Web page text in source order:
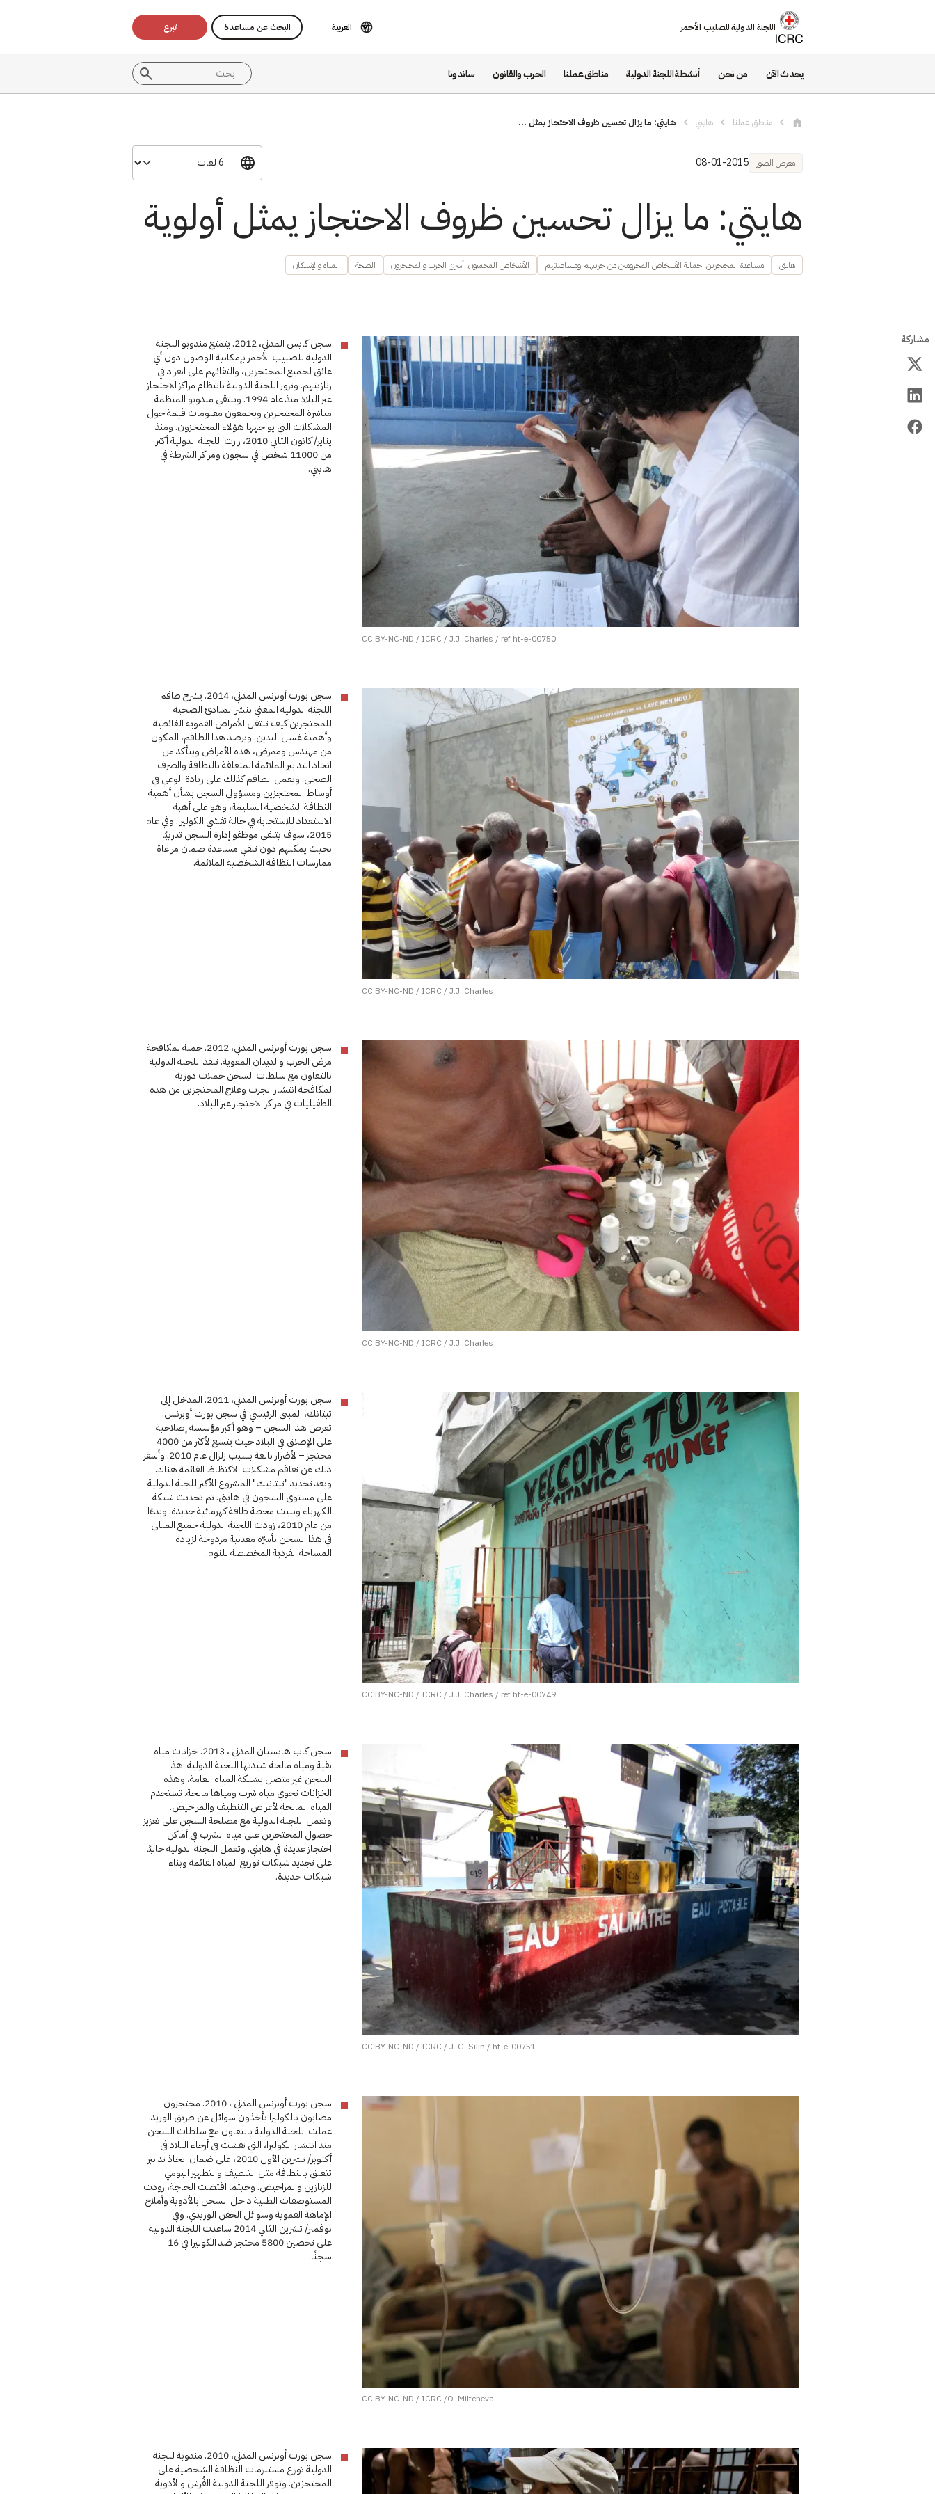
اللجنة الدولية للصليب الأحمر العربية البحث عن مساعدة تبرع
يحدث الآن من نحن أنشطة اللجنة الدولية مناطق عملنا الحرب والقانون ساندونا
مناطق عملنا هايتي هايتي: ما يزال تحسين ظروف الاحتجاز يمثل ...
معرض الصور 08-01-2015
هايتي: ما يزال تحسين ظروف الاحتجاز يمثل أولوية
هايتي مساعدة المحتجزين: حماية الأشخاص المحرومين من حريتهم ومساعدتهم الأشخاص المحميون: أسرى الحرب والمحتجزون الصحة المياه والإسكان
مشاركة
CC BY-NC-ND / ICRC / J.J. Charles / ref ht-e-00750
سجن كايس المدني، 2012. يتمتع مندوبو اللجنة
الدولية للصليب الأحمر بإمكانية الوصول دون أي
عائق لجميع المحتجزين، والتقائهم على انفراد في
زنازينهم. وتزور اللجنة الدولية بانتظام مراكز الاحتجاز
عبر البلاد منذ عام 1994. ويلتقي مندوبو المنظمة
مباشرة المحتجزين ويجمعون معلومات قيمة حول
المشكلات التي يواجهها هؤلاء المحتجزون. ومنذ
يناير/ كانون الثاني 2010، زارت اللجنة الدولية أكثر
من 11000 شخص في سجون ومراكز الشرطة في
هايتي.
CC BY-NC-ND / ICRC / J.J. Charles
سجن بورت أوبرنس المدني، 2014. يشرح طاقم
اللجنة الدولية المعني بنشر المبادئ الصحية
للمحتجزين كيف تنتقل الأمراض الفموية الغائطية
وأهمية غسل اليدين. ويرصد هذا الطاقم، المكون
من مهندس وممرض، هذه الأمراض ويتأكد من
اتخاذ التدابير الملائمة المتعلقة بالنظافة والصرف
الصحي. ويعمل الطاقم كذلك على زيادة الوعي في
أوساط المحتجزين ومسؤولي السجن بشأن أهمية
النظافة الشخصية السليمة، وهو على أهبة
الاستعداد للاستجابة في حالة تفشي الكوليرا. وفي عام
2015، سوف يتلقى موظفو إدارة السجن تدريبًا
بحيث يمكنهم دون تلقي مساعدة ضمان مراعاة
ممارسات النظافة الشخصية الملائمة.
CC BY-NC-ND / ICRC / J.J. Charles
سجن بورت أوبرنس المدني، 2012. حملة لمكافحة
مرض الجرب والديدان المعوية. تنفذ اللجنة الدولية
بالتعاون مع سلطات السجن حملات دورية
لمكافحة انتشار الجرب وعلاج المحتجزين من هذه
الطفيليات في مراكز الاحتجاز عبر البلاد.
CC BY-NC-ND / ICRC / J.J. Charles / ref ht-e-00749
سجن بورت أوبرنس المدني، 2011. المدخل إلى
تيتانك، المبنى الرئيسي في سجن بورت أوبرنس.
تعرض هذا السجن – وهو أكبر مؤسسة إصلاحية
على الإطلاق في البلاد حيث يتسع لأكثر من 4000
محتجز – لأضرار بالغة بسبب زلزال عام 2010. وأسفر
ذلك عن تفاقم مشكلات الاكتظاظ القائمة هناك.
ويعد تجديد "تيتانيك" المشروع الأكبر للجنة الدولية
على مستوى السجون في هايتي. تم تحديث شبكة
الكهرباء وبنيت محطة طاقة كهرمائية جديدة. وبدءًا
من عام 2010، زودت اللجنة الدولية جميع المباني
في هذا السجن بأسرّة معدنية مزدوجة لزيادة
المساحة الفردية المخصصة للنوم.
CC BY-NC-ND / ICRC / J. G. Silin / ht-e-00751
سجن كاب هايسيان المدني ، 2013. خزانات مياه
نقية ومياه مالحة شيدتها اللجنة الدولية. هذا
السجن غير متصل بشبكة المياه العامة، وهذه
الخزانات تحوي مياه شرب ومياها مالحة. تستخدم
المياه المالحة لأغراض التنظيف والمراحيض.
وتعمل اللجنة الدولية مع مصلحة السجن على تعزيز
حصول المحتجزين على مياه الشرب في أماكن
احتجاز عديدة في هايتي. وتعمل اللجنة الدولية حاليًا
على تجديد شبكات توزيع المياه القائمة وبناء
شبكات جديدة.
CC BY-NC-ND / ICRC /O. Miltcheva
سجن بورت أوبرنس المدني ، 2010. محتجزون
مصابون بالكوليرا يأخذون سوائل عن طريق الوريد.
عملت اللجنة الدولية بالتعاون مع سلطات السجن
منذ انتشار الكوليرا، التي تفشت في أرجاء البلاد في
أكتوبر/ تشرين الأول 2010، على ضمان اتخاذ تدابير
تتعلق بالنظافة مثل التنظيف والتطهير اليومي
للزنازين والمراحيض. وحيثما اقتضت الحاجة، زودت
المستوصفات الطبية داخل السجن بالأدوية وأملاح
الإماهة الفموية وسوائل الحقن الوريدي. وفي
نوفمبر/ تشرين الثاني 2014 ساعدت اللجنة الدولية
على تحصين 5800 محتجز ضد الكوليرا في 16
سجنًا.
سجن بورت أوبرنس المدني، 2010. مندوبة للجنة
الدولية توزع مستلزمات النظافة الشخصية على
المحتجزين. وتوفر اللجنة الدولية الفُرش والأدوية